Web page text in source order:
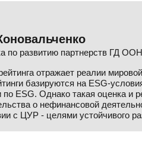
по развитию партнерств ГД
отражает реалии
базируются на ESG-
по ESG. Однако такая оценка и
о нефинансовой
с ЦУР - целями устойчивого